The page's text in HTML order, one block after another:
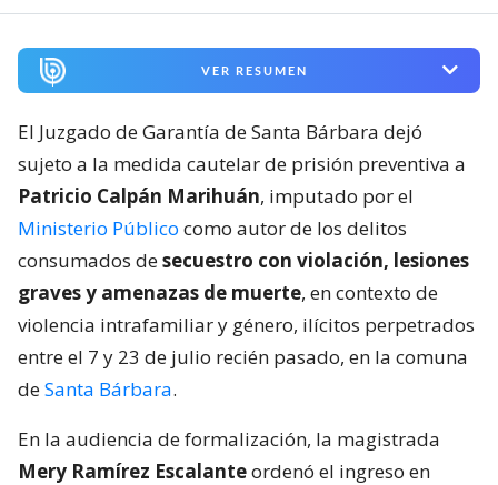
VER RESUMEN
El Juzgado de Garantía de Santa Bárbara dejó
sujeto a la medida cautelar de prisión preventiva a
Patricio Calpán Marihuán, imputado por el
Ministerio Público como autor de los delitos
consumados desecuestro con violación, lesiones
graves y amenazas de muerte, en contexto de
violencia intrafamiliar y género, ilícitos perpetrados
entre el 7 y 23 de julio recién pasado, en la comuna
deSanta Bárbara.
En la audiencia de formalización, la magistrada
Mery Ramírez Escalanteordenó el ingreso en